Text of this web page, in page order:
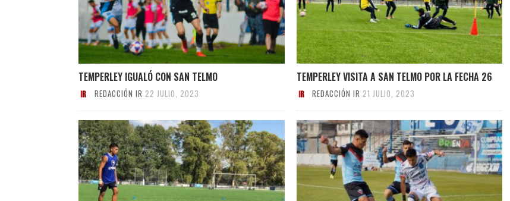
TEMPERLEY IGUALÓ CON SAN TELMO
REDACCIÓN IR 22 JULIO, 2023
TEMPERLEY VISITA A SAN TELMO POR LA FECHA 26
REDACCIÓN IR 21 JULIO, 2023